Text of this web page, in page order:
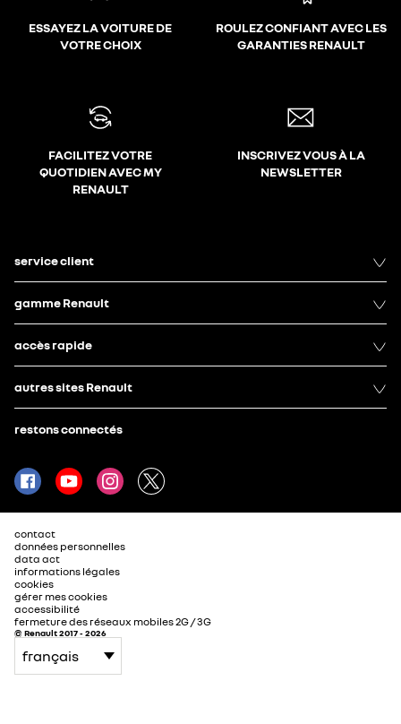
ESSAYEZ LA VOITURE DE
VOTRE CHOIX
ROULEZ CONFIANT AVEC LES
GARANTIES RENAULT
FACILITEZ VOTRE
QUOTIDIEN AVEC MY
RENAULT
INSCRIVEZ VOUS À LA
NEWSLETTER
service client
gamme Renault
accès rapide
autres sites Renault
restons connectés
contact
données personnelles
data act
informations légales
cookies
gérer mes cookies
accessibilité
fermeture des réseaux mobiles 2G / 3G
© Renault 2017 - 2026